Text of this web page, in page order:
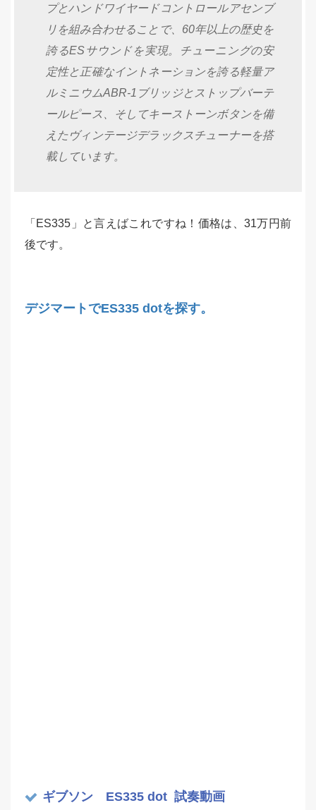
プとハンドワイヤードコントロールアセンブ
リを組み合わせることで、60年以上の歴史を
誇るESサウンドを実現。チューニングの安
定性と正確なイントネーションを誇る軽量ア
ルミニウムABR-1ブリッジとストップバーテ
ールピース、そしてキーストーンボタンを備
えたヴィンテージデラックスチューナーを搭
載しています。
「ES335」と言えばこれですね！ 価格は、31万円前
後です。
デジマートでES335 dotを探す。
ギブソン ES335 dot 試奏動画